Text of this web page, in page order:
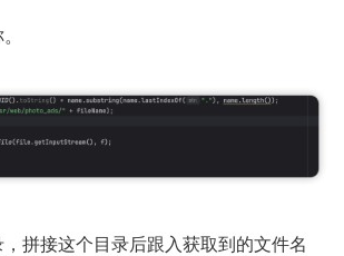
，拼接这个目录后跟入获取到的文件名